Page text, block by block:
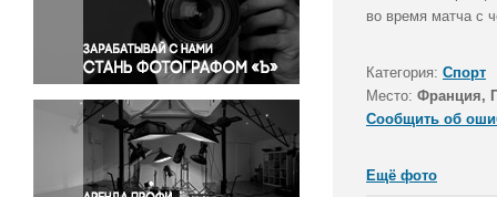
Правосудие
Происшествия и конфликты
Религия
Светская жизнь
Спорт
Экология
Экономика и бизнес
во время матча с
Категория: Спорт
Место: Франция,
Сообщить об
Ещё фото